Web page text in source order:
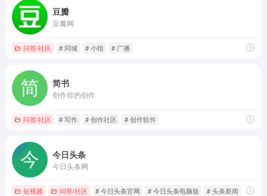
豆瓣
豆瓣网
问答/社区 # 同城 # 小组 # 广播
简书
创作你的创作
问答/社区 # 写作 # 创作社区 # 创作软件
今日头条
今日头条网
短视频 问答/社区 # 今日头条官网 # 今日头条电脑版 # 头条新闻